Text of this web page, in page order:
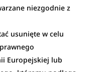
niezgodnie z
usunięte w celu
Europejskiej lub